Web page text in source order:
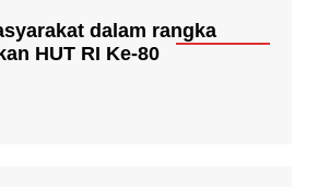
dalam rangka
HUT RI Ke-80